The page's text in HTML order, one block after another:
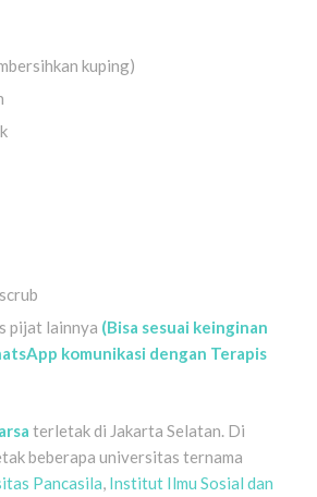
kuping)
pijat lainnya (Bisa sesuai keinginan
komunikasi dengan Terapis
terletak di Jakarta Selatan. Di
beberapa universitas ternama
Pancasila, Institut Ilmu Sosial dan